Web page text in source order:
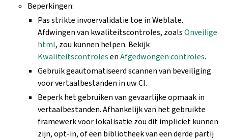
Beperkingen:
Pas strikte invoervalidatie toe in Weblate.
Afdwingen van kwaliteitscontroles, zoalsOnveilige
html, zou kunnen helpen. Bekijk
KwaliteitscontrolesenAfgedwongen controles.
Gebruik geautomatiseerd scannen van beveiliging
voor vertaalbestanden in uw CI.
Beperk het gebruiken van gevaarlijke opmaak in
vertaalbestanden. Afhankelijk van het gebruikte
framewerk voor lokalisatie zou dit impliciet kunnen
zijn, opt-in, of een bibliotheek van een derde partij